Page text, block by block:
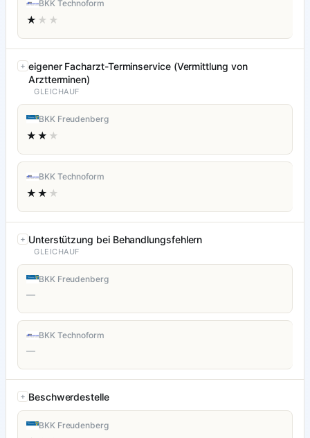
BKK Technoform
★ ★★
eigener Facharzt-Terminservice (Vermittlung von
Arztterminen)
GLEICHAUF
BKK Freudenberg
★★ ★
BKK Technoform
★★ ★
Unterstützung bei Behandlungsfehlern
GLEICHAUF
BKK Freudenberg
—
BKK Technoform
—
Beschwerdestelle
BKK Freudenberg